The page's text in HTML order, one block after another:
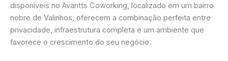
disponíveis no Avantts Coworking, localizado em um bairro
nobre de Valinhos, oferecem a combinação perfeita entre
privacidade, infraestrutura completa e um ambiente que
favorece o crescimento do seu negócio.